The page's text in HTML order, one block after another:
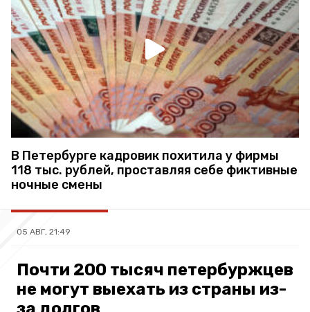
В Петербурге кадровик похитила у фирмы
118 тыс. рублей, проставляя себе фиктивные
ночные смены
05 АВГ, 21:49
Почти 200 тысяч петербуржцев
не могут выехать из страны из-